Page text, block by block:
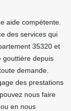
aide compétente.
des services qui
35320 et
gouttière depuis
demande.
des prestations
nous faire
en nous